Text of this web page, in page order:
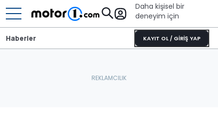
Daha kişisel bir
deneyim için
KAYIT OL / GİRİŞ YAP
Haberler